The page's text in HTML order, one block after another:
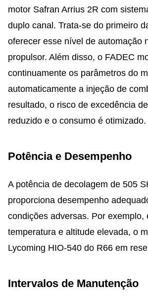
motor Safran Arrius 2R com
duplo canal. Trata-se do primeiro
oferecer esse nível de automação
propulsor. Além disso, o FADEC
continuamente os parâmetros do
automaticamente a injeção de
resultado, o risco de excedência
reduzido e o consumo é otimizado.
Potência e Desempenho
A potência de decolagem de 505
proporciona desempenho
condições adversas. Por exemplo,
temperatura e altitude elevada, o
Lycoming HIO-540 do R66 em
Intervalos de Manutenção